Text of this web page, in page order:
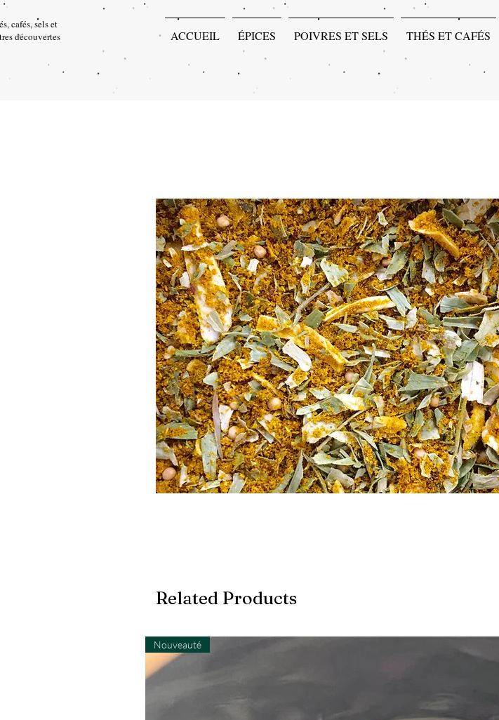
cafés, sels et
découvertes
ACCUEIL ÉPICES POIVRES ET SELS THÉS ET CAFÉS
Related Products
Nouveauté